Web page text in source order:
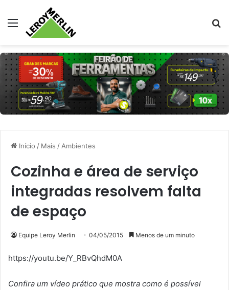
Menu
Início / Mais /Ambientes
Cozinha e área de serviço
integradas resolvem falta
de espaço
Equipe Leroy Merlin 04/05/2015 Menos de um minuto
https://youtu.be/Y_RBvQhdM0A
Confira um vídeo prático que mostra como é possível